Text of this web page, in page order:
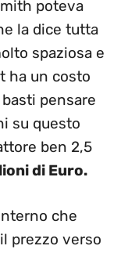
poteva
la dice tutta
spaziosa e
ha un costo
pensare
su questo
ben 2,5
di Euro.
che
prezzo verso